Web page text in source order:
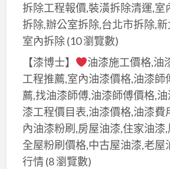
拆除工程報價,裝潢拆除清運,室
拆除,辦公室拆除,台北市拆除,
室內拆除(10 瀏覽數)
【漆博士】
油漆施工價格,油
工程推薦,室內油漆價格,油漆師
薦,找油漆師傅,油漆師傅價格,
漆工程價目表,油漆價格,油漆費
內油漆粉刷,房屋油漆,住家油漆
全屋粉刷價格,中古屋油漆,老屋
行情(8 瀏覽數)